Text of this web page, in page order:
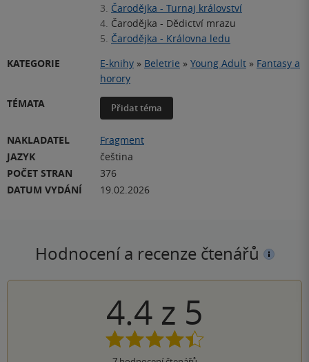
3. Čarodějka - Turnaj království
4. Čarodějka - Dědictví mrazu
5. Čarodějka - Královna ledu
KATEGORIE
E-knihy » Beletrie » Young Adult » Fantasy a
horory
TÉMATA
Přidat téma
NAKLADATEL
Fragment
JAZYK
čeština
POČET STRAN
376
DATUM VYDÁNÍ
19.02.2026
Hodnocení a recenze čtenářů
4.4 z 5